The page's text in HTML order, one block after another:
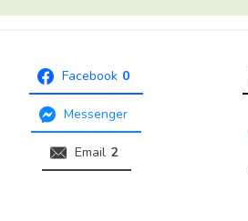
Facebook 0
Messenger
Email 2